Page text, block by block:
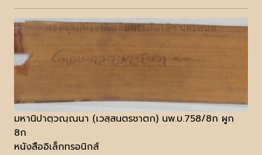
มหานิปาตฺวณฺณนา (เวสฺสนตรชาตก) นพ.บ.758/8ก ผูก
8ก
หนังสืออิเล็กทรอนิกส์